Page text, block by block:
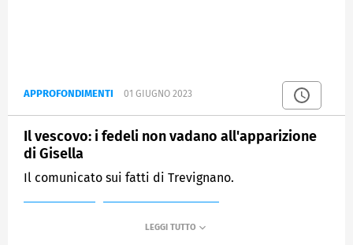
APPROFONDIMENTI 01 GIUGNO 2023
Il vescovo: i fedeli non vadano all'apparizione
di Gisella
Il comunicato sui fatti di Trevignano.